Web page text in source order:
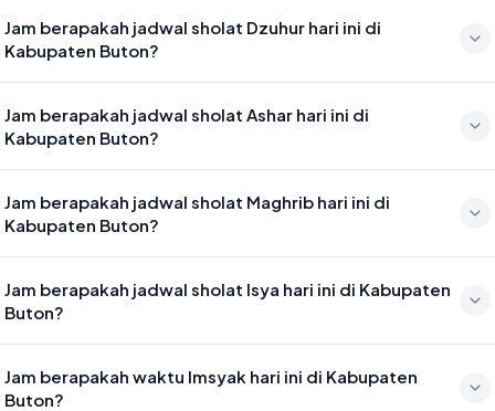
Jam berapakah jadwal sholat Dzuhur hari ini di
Kabupaten Buton?
Jam berapakah jadwal sholat Ashar hari ini di
Kabupaten Buton?
Jam berapakah jadwal sholat Maghrib hari ini di
Kabupaten Buton?
Jam berapakah jadwal sholat Isya hari ini di Kabupaten
Buton?
Jam berapakah waktu Imsyak hari ini di Kabupaten
Buton?